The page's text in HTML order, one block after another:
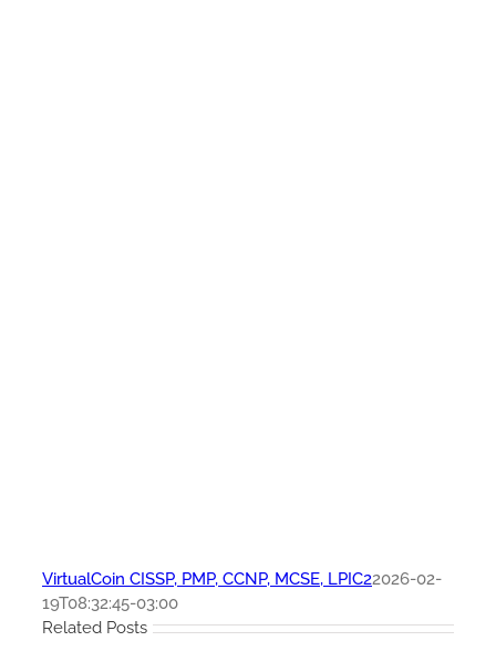
VirtualCoin CISSP, PMP, CCNP, MCSE, LPIC22026-02-
19T08:32:45-03:00
Related Posts